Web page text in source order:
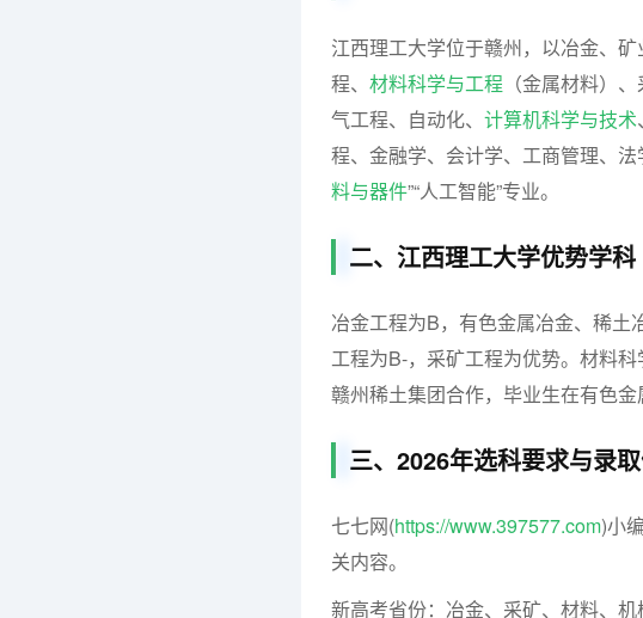
江西理工大学位于赣州，以冶金、
程、 材料科学与工程 （金属材料）
气工程、自动化、 计算机科学与技术
程、金融学、会计学、工商管理、法
料与器件”“人工智能”专业。
二、江西理工大学优势学科
冶金工程为B，有色金属冶金、稀土
工程为B-，采矿工程为优势。材料
赣州稀土集团合作，毕业生在有色金
三、2026年选科要求与录
七七网(https://www.397577.com)小
关内容。
新高考省份：冶金、采矿、材料、